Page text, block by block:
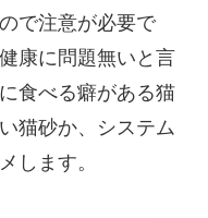
で注意が必要で
康に問題無いと言
食べる癖がある猫
猫砂か、システム
します。